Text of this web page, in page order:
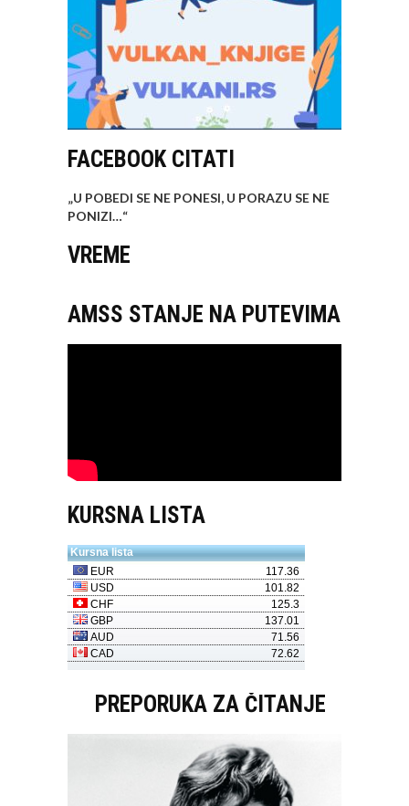
FACEBOOK CITATI
„U POBEDI SE NE PONESI, U PORAZU SE NE
PONIZI…“
VREME
AMSS STANJE NA PUTEVIMA
KURSNA LISTA
PREPORUKA ZA ČITANJE